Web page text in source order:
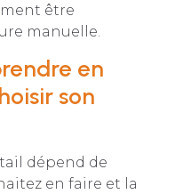
être
manuelle.
en
son
dépend de
en faire et la